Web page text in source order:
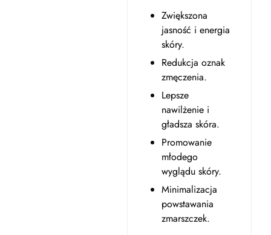
Zwiększona
jasność i energia
skóry.
Redukcja oznak
zmęczenia.
Lepsze
nawilżenie i
gładsza skóra.
Promowanie
młodego
wyglądu skóry.
Minimalizacja
powstawania
zmarszczek.